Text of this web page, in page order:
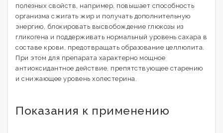
полезных свойств, например, повышает способность
организма сжигать жир и получать дополнительную
энергию, блокировать высвобождение глюкозы из
гликогена и поддерживать нормальный уровень сахара в
составе крови, предотвращать образование целлюлита.
При этом для препарата характерно мощное
антиоксидантное действие, препятствующее старению
и снижающее уровень холестерина.
Показания к применению